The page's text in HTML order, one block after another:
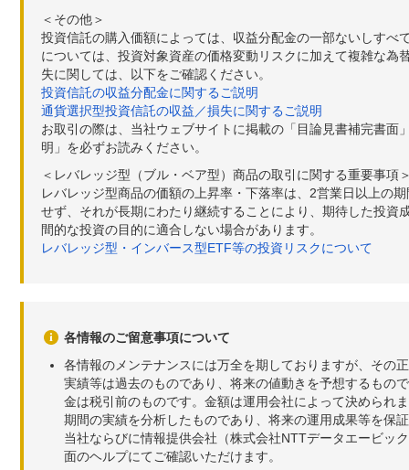
＜その他＞
投資信託の購入価額によっては、収益分配金の一部ないしす
については、投資対象資産の価格変動リスクに加えて複雑な
失に関しては、以下をご確認ください。
投資信託の収益分配金に関するご説明
通貨選択型投資信託の収益／損失に関するご説明
お取引の際は、当社ウェブサイトに掲載の「目論見書補完書
明」を必ずお読みください。
＜レバレッジ型（ブル・ベア型）商品の取引に関する重要事項
レバレッジ型商品の価額の上昇率・下落率は、2営業日以上の
せず、それが長期にわたり継続することにより、期待した投
間的な投資の目的に適合しない場合があります。
レバレッジ型・インバース型ETF等の投資リスクについて
各情報のご留意事項について
各情報のメンテナンスには万全を期しておりますが、その
実績等は過去のものであり、将来の値動きを予想するもの
金は税引前のものです。金額は運用会社によって決められ
期間の実績を分析したものであり、将来の運用成果等を保
当社ならびに情報提供会社（株式会社NTTデータエービッ
面のヘルプにてご確認いただけます。